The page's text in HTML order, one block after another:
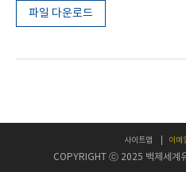
파일 다운로드
사이트맵 이메
COPYRIGHT ⓒ 2025 백제세계